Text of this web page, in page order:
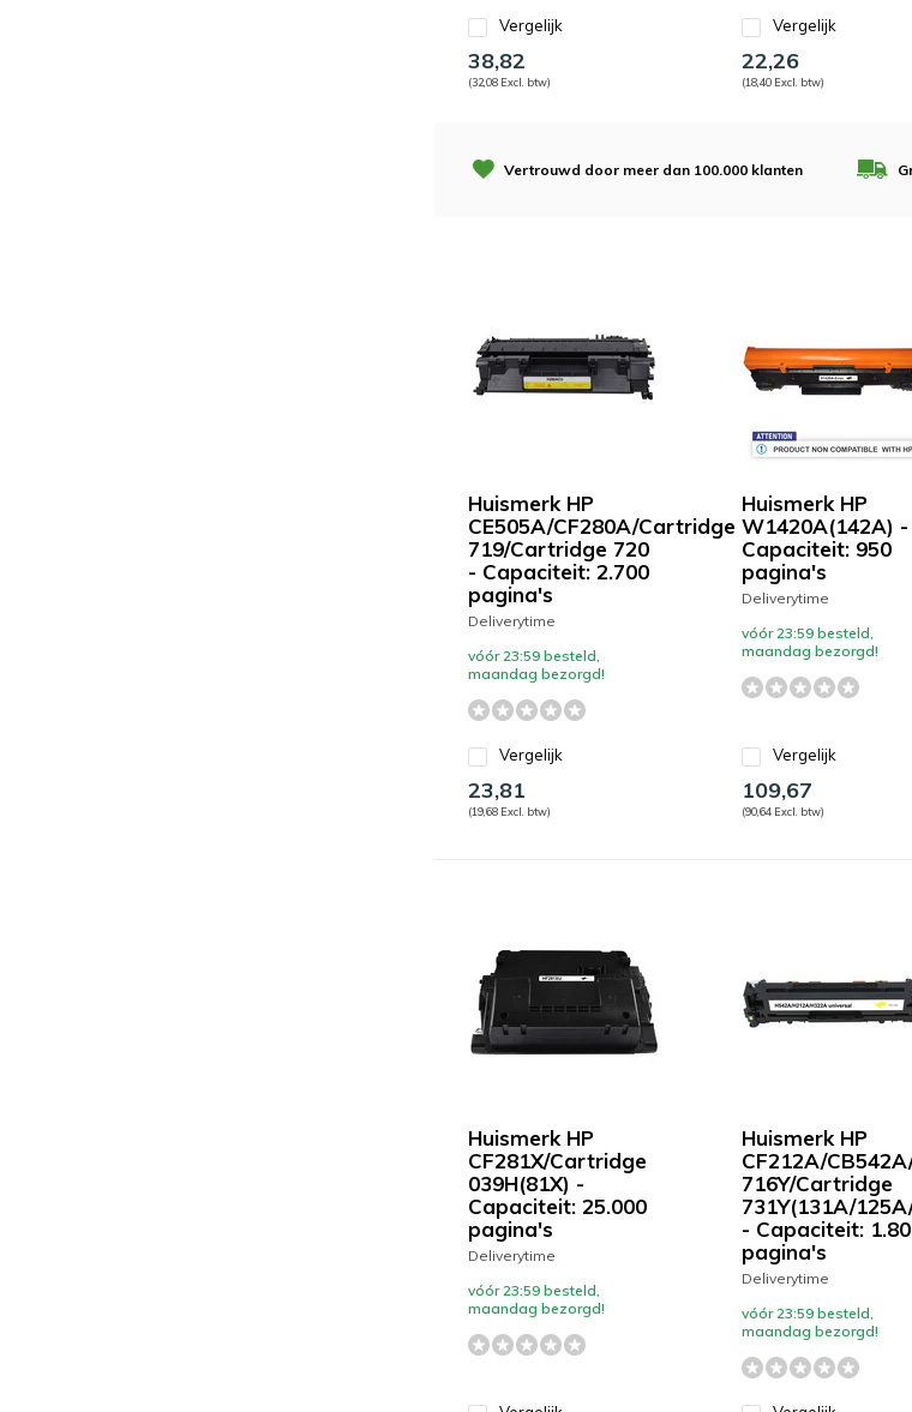
Vergelijk
38,82
(32,08 Excl. btw)
Vergelijk
22,26
(18,40 Excl. btw)
Vertrouwd door meer dan 100.000 klanten
Huismerk HP
CE505A/CF280A/Cartridge
719/Cartridge 720
- Capaciteit: 2.700
pagina's
Deliverytime
vóór 23:59 besteld,
maandag bezorgd!
Vergelijk
23,81
(19,68 Excl. btw)
Huismerk HP
W1420A(142A) -
Capaciteit: 950
pagina's
Deliverytime
vóór 23:59 besteld,
maandag bezorgd!
Vergelijk
109,67
(90,64 Excl. btw)
Huismerk HP
CF281X/Cartridge
039H(81X) -
Capaciteit: 25.000
pagina's
Deliverytime
vóór 23:59 besteld,
maandag bezorgd!
Huismerk HP
CF212A/
716Y/Cartridge
731Y(131A/
- Capaciteit:
pagina's
Deliverytime
vóór 23:59 besteld,
maandag bezorgd!